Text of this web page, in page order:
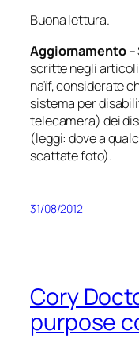
Buona lettura.
Aggiornamento–
scritte negli articoli
naïf, considerate
sistema per
telecamera) dei
(leggi: dove a
scattate foto).
31/08/2012
Cory
purpose